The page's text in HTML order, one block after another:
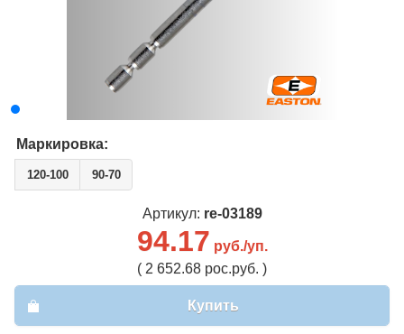
Маркировка:
120-100 90-70
Артикул: re-03189
94.17 руб./уп.
( 2 652.68 рос.руб. )
Купить